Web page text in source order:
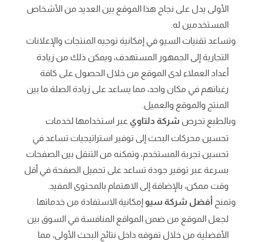
الأولى يدل على نجاح هذا الموقع بين العديد من الأشخاص
المستخدمين له.
وتساعد تقنيات السيو في إمكانية توجيه المنتجات والإعلانات
التجارية إلى الجمهور المستهدف، ويمكن ذلك من زيادة
أعداد العملاء لدى الموقع من خلال الحصول على كافة
رغباتهم في مكان واحد، مما يساعد على زيادة الصلة ما بين
المنتج والموقع والعميل.
وبالطبع تحرص شركة دلتاوي عبر استخدامها لخدمات
تحسين محركات البحث إلى توفير استراتيجيات تساعد في
تحسين تجربة المستخدم، وتمكنه من التنقل بين الصفحات
بسرعة عبر توفير جودة تساعد على تحميل الصفحة في أقل
وقت ممكن، بالإضافة إلى الاهتمام بالمحتوى المفيد.
وتمنح أفضل شركة سيو إمكانية الاستفادة من خدماتها
لجعل الموقع من ضمن المواقع المنافسة في السوق بين
الأفضلية من خلال تفوقه داخل نتائج البحث الأولى، مما